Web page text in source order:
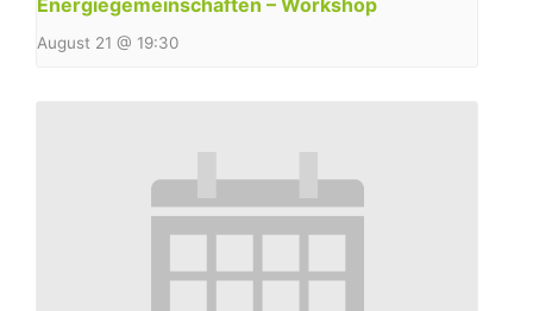
Energiegemeinschaften – Workshop
August 21 @ 19:30